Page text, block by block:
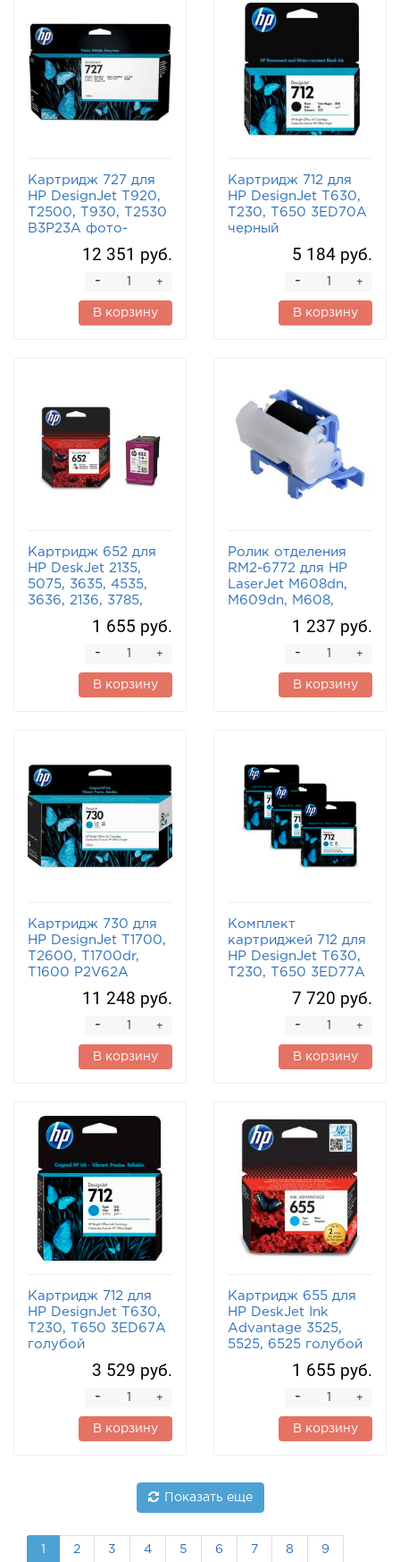
Картридж 727 для
HP DesignJet T920,
T2500, T930, T2530
B3P23A фото-
12 351 руб.
+
-
В корзину
Картридж 712 для
HP DesignJet T630,
T230, T650 3ED70A
черный
5 184 руб.
+
-
В корзину
Картридж 652 для
HP DeskJet 2135,
5075, 3635, 4535,
3636, 2136, 3785,
трехцветный1 655 руб.
+
-
В корзину
Ролик отделения
RM2-6772 для HP
LaserJet M608dn,
M609dn, M608,
1 237 руб.
+
-
В корзину
Картридж 730 для
HP DesignJet T1700,
T2600, T1700dr,
T1600 P2V62A
11 248 руб.
+
-
В корзину
Комплект
картриджей 712 для
HP DesignJet T630,
T230, T650 3ED77A
7 720 руб.
+
-
В корзину
Картридж 712 для
HP DesignJet T630,
T230, T650 3ED67A
голубой
3 529 руб.
+
-
В корзину
Картридж 655 для
HP DeskJet Ink
Advantage 3525,
5525, 6525 голубой
1 655 руб.
+
-
В корзину
Показать еще
1 2 3 4 5 6 7 8 9